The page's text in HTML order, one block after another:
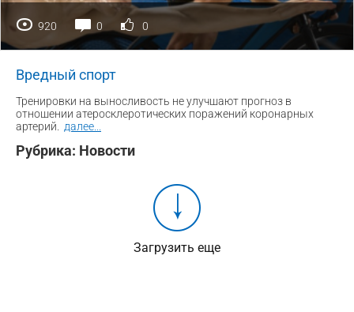
920 0 0
Вредный спорт
Тренировки на выносливость не улучшают прогноз в
отношении атеросклеротических поражений коронарных
артерий.
далее
Рубрика: Новости
Загрузить еще